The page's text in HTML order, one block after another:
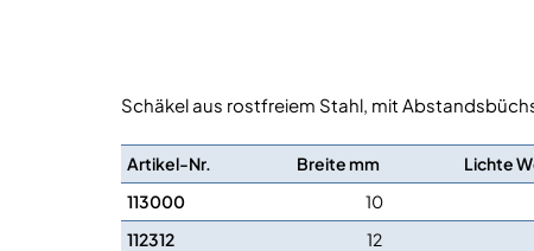
Schäkel aus rostfreiem Stahl, mit
Artikel-Nr. Breite mm Lichte
113000
10
112312
12